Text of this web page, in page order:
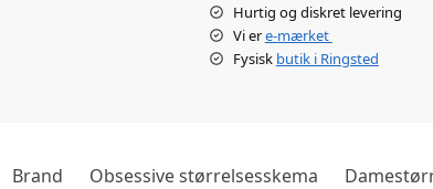
Hurtig og diskret levering
Vi ere-mærket
Fysisk butik i Ringsted
Brand Obsessive størrelsesskema